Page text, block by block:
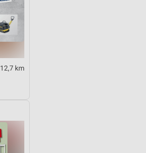
12,7 km